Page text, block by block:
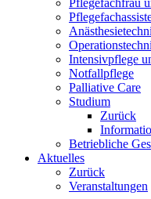
Pflegefachfrau
Intensivpflege
Notfallpflege
Palliative Care
Studium
Zurück
Betriebliche
Aktuelles
Zurück
Veranstaltungen